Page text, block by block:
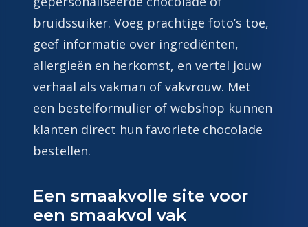
bruidssuiker. Voeg prachtige foto’s toe,
geef informatie over ingrediënten,
allergieën en herkomst, en vertel jouw
verhaal als vakman of vakvrouw. Met
een bestelformulier of webshop kunnen
klanten direct hun favoriete chocolade
bestellen.
Een smaakvolle site voor
een smaakvol vak